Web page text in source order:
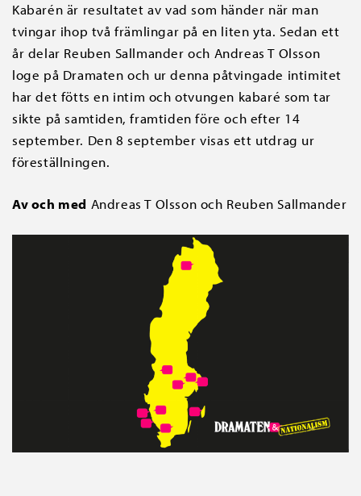
Kabarén är resultatet av vad som händer när man
tvingar ihop två främlingar på en liten yta. Sedan ett
år delar Reuben Sallmander och Andreas T Olsson
loge på Dramaten och ur denna påtvingade intimitet
har det fötts en intim och otvungen kabaré som tar
sikte på samtiden, framtiden före och efter 14
september. Den 8 september visas ett utdrag ur
föreställningen.
Av och med Andreas T Olsson och Reuben Sallmander